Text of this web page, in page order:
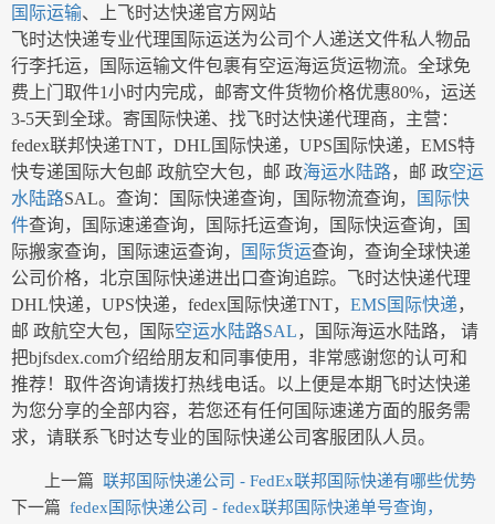
国际运输、上飞时达快递官方网站
飞时达快递专业代理国际运送为公司个人递送文件私人物品
行李托运，国际运输文件包裹有空运海运货运物流。全球免
费上门取件1小时内完成，邮寄文件货物价格优惠80%，运送
3-5天到全球。寄国际快递、找飞时达快递代理商，主营：
fedex联邦快递TNT，DHL国际快递，UPS国际快递，EMS特
快专递国际大包邮 政航空大包，邮 政海运水陆路，邮 政空运
水陆路SAL。查询：国际快递查询，国际物流查询，
国际快
件查询，国际速递查询，国际托运查询，国际快运查询，国
际搬家查询，国际速运查询，
国际货运查询，查询全球快递
公司价格，北京国际快递进出口查询追踪。飞时达快递代理
DHL快递，UPS快递，fedex国际快递TNT， EMS国际快递，
邮 政航空大包，国际空运水陆路SAL，国际海运水陆路， 请
把bjfsdex.com介绍给朋友和同事使用，非常感谢您的认可和
推荐！取件咨询请拨打热线电话。以上便是本期飞时达快递
为您分享的全部内容，若您还有任何国际速递方面的服务需
求，请联系飞时达专业的国际快递公司客服团队人员。
上一篇 联邦国际快递公司 - FedEx联邦国际快递有哪些优势
下一篇 fedex国际快递公司 - fedex联邦国际快递单号查询，